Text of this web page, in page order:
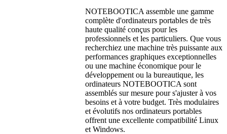
NOTEBOOTICA assemble une gamme
complète d'ordinateurs portables de très
haute qualité conçus pour les
professionnels et les particuliers. Que vous
recherchiez une machine très puissante aux
performances graphiques exceptionnelles
ou une machine économique pour le
développement ou la bureautique, les
ordinateurs NOTEBOOTICA sont
assemblés sur mesure pour s'ajuster à vos
besoins et à votre budget. Très modulaires
et évolutifs nos ordinateurs portables
offrent une excellente compatibilité Linux
et Windows.